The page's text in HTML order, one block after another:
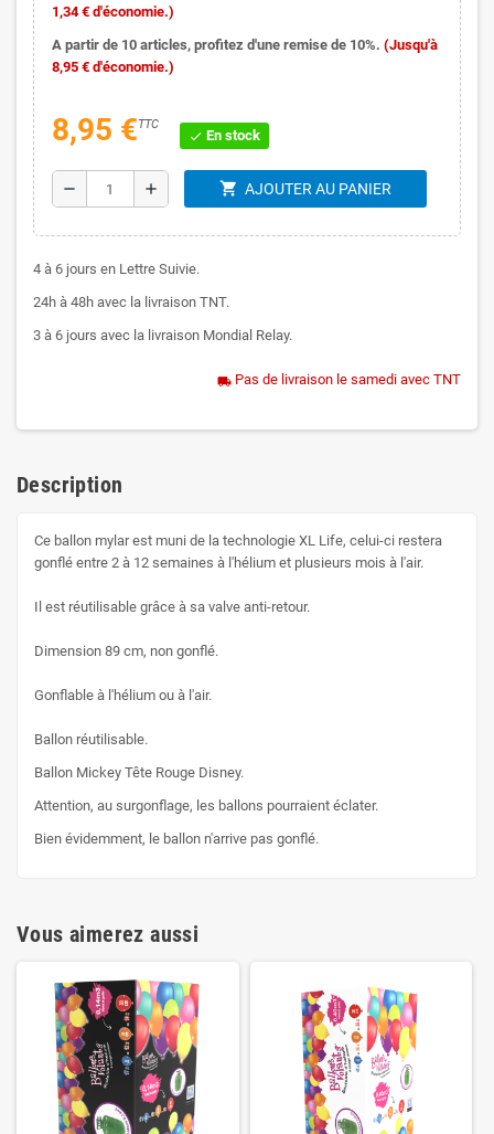
1,34 € d'économie.)
A partir de 10 articles, profitez d'une remise de 10%. (Jusqu'à
8,95 € d'économie.)
8,95 €TTC
check En stock
remove add shopping_cart AJOUTER AU PANIER
4 à 6 jours en Lettre Suivie.
24h à 48h avec la livraison TNT.
3 à 6 jours avec la livraison Mondial Relay.
local_shipping Pas de livraison le samedi avec TNT
Description
Ce ballon mylar est muni de la technologie XL Life, celui-ci restera
gonflé entre 2 à 12 semaines à l'hélium et plusieurs mois à l'air.
Il est réutilisable grâce à sa valve anti-retour.
Dimension 89 cm, non gonflé.
Gonflable à l'hélium ou à l'air.
Ballon réutilisable.
Ballon Mickey Tête Rouge Disney.
Attention, au surgonflage, les ballons pourraient éclater.
Bien évidemment, le ballon n'arrive pas gonflé.
Vous aimerez aussi